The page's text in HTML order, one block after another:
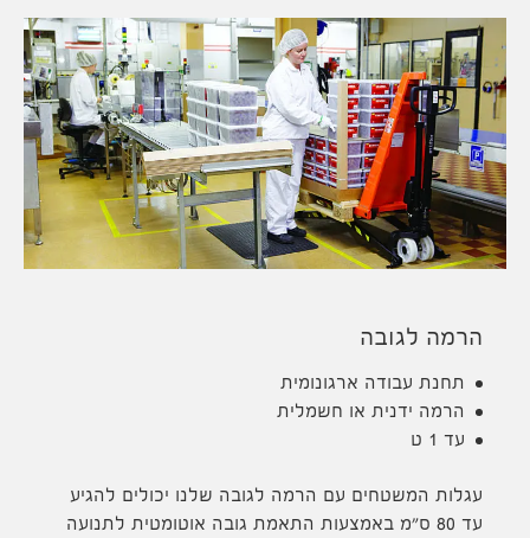
הרמה לגובה
תחנת עבודה ארגונומית
הרמה ידנית או חשמלית
עד 1 ט
עגלות המשטחים עם הרמה לגובה שלנו יכולים להגיע
עד 80 ס"מ באמצעות התאמת גובה אוטומטית לתנועה